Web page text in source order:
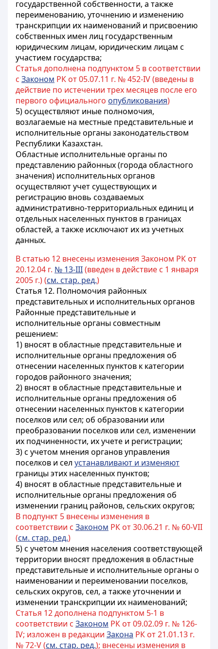
государственной собственности, а также
переименованию, уточнению и изменению
транскрипции их наименований и присвоению
собственных имен лиц государственным
юридическим лицам, юридическим лицам с
участием государства;
Статья дополнена подпунктом 5 в соответствии
с Законом РК от 05.07.11 г. № 452-IV (введены в
действие по истечении трех месяцев после его
первого официального опубликования)
5) осуществляют иные полномочия,
возлагаемые на местные представительные и
исполнительные органы законодательством
Республики Казахстан.
Областные исполнительные органы по
представлению районных (города областного
значения) исполнительных органов
осуществляют учет существующих и
регистрацию вновь создаваемых
административно-территориальных единиц и
отдельных населенных пунктов в границах
областей, а также исключают их из учетных
данных.
В статью 12 внесены изменения Законом РК от
20.12.04 г. № 13-III(введен в действие c 1 января
2005 г.) (см. стар. ред.)
Статья 12. Полномочия районных
представительных и исполнительных органов
Районные представительные и
исполнительные органы совместным
решением:
1) вносят в областные представительные и
исполнительные органы предложения об
отнесении населенных пунктов к категории
городов районного значения;
2) вносят в областные представительные и
исполнительные органы предложения об
отнесении населенных пунктов к категории
поселков или сел; об образовании или
преобразовании поселков или сел, изменении
их подчиненности, их учете и регистрации;
3) с учетом мнения органов управления
поселков и сел устанавливают и изменяют
границы этих населенных пунктов;
4) вносят в областные представительные и
исполнительные органы предложения об
изменении границ районов, сельских округов;
В подпункт 5 внесены изменения в
соответствии с Законом РК от 30.06.21 г. № 60-VII
(см. стар. ред.)
5) с учетом мнения населения соответствующей
территории вносят предложения в областные
представительные и исполнительные органы о
наименовании и переименовании поселков,
сельских округов, сел, а также уточнении и
изменении транскрипции их наименований;
Статья 12 дополнена подпунктом 5-1 в
соответствии с Законом РК от 09.02.09 г. № 126-
IV; изложен в редакции Закона РК от 21.01.13 г.
№ 72-V (см. стар. ред.); внесены изменения в